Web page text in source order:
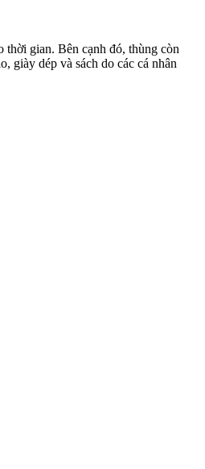
thời gian. Bên cạnh đó, thùng còn
giày dép và sách do các cá nhân